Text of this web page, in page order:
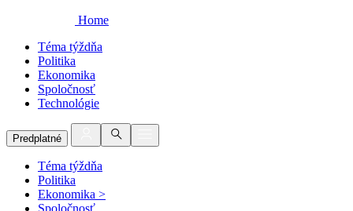
Home
Téma týždňa
Politika
Ekonomika
Spoločnosť
Technológie
Predplatné
Téma týždňa
Politika
Ekonomika >
Spoločnosť